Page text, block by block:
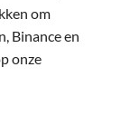
om
Binance en
onze